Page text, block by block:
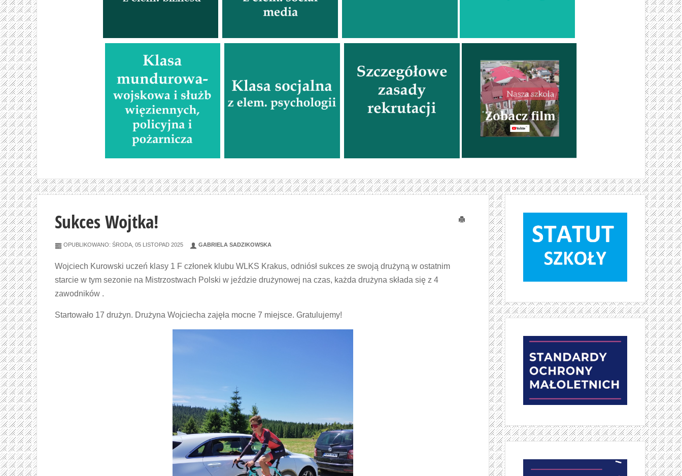
Sukces Wojtka!
OPUBLIKOWANO: ŚRODA, 05 LISTOPAD 2025 GABRIELA SADZIKOWSKA
Wojciech Kurowski uczeń klasy 1 F członek klubu WLKS Krakus, odniósł sukces ze swoją drużyną w ostatnim
starcie w tym sezonie na Mistrzostwach Polski w jeździe drużynowej na czas, każda drużyna składa się z 4
zawodników .
Startowało 17 drużyn. Drużyna Wojciecha zajęła mocne 7 miejsce. Gratulujemy!